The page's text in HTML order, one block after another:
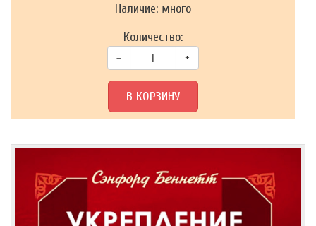
Наличие: много
Количество:
– +
В КОРЗИНУ